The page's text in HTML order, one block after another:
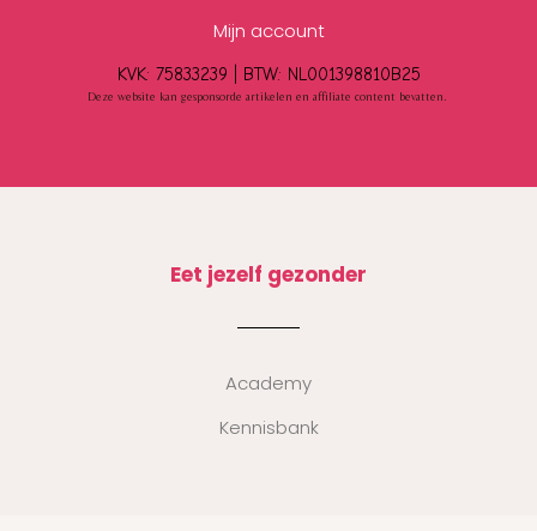
Mijn account
KVK: 75833239 | BTW: NL001398810B25
Deze website kan gesponsorde artikelen en affiliate content bevatten.
Eet jezelf gezonder
Academy
Kennisbank